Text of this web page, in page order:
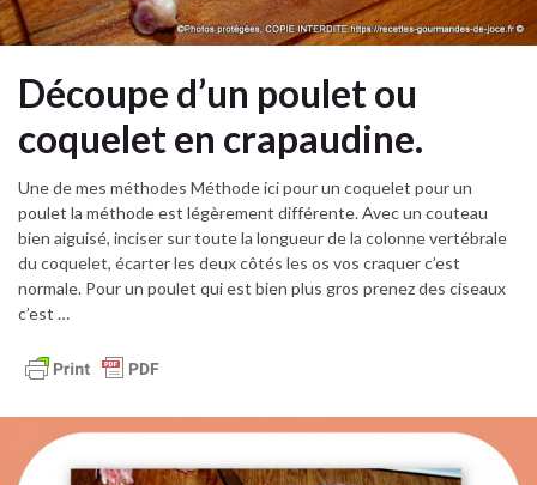
Découpe d’un poulet ou
coquelet en crapaudine.
Une de mes méthodes Méthode ici pour un coquelet pour un
poulet la méthode est légèrement différente. Avec un couteau
bien aiguisé, inciser sur toute la longueur de la colonne vertébrale
du coquelet, écarter les deux côtés les os vos craquer c’est
normale. Pour un poulet qui est bien plus gros prenez des ciseaux
c’est …